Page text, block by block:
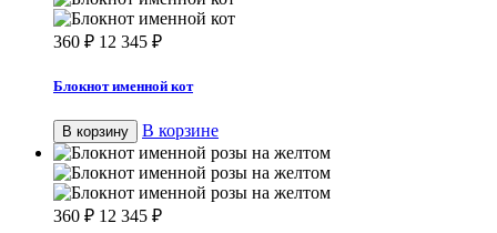
360 ₽ 12 345 ₽
Блокнот именной кот
В корзину В корзине
360 ₽ 12 345 ₽